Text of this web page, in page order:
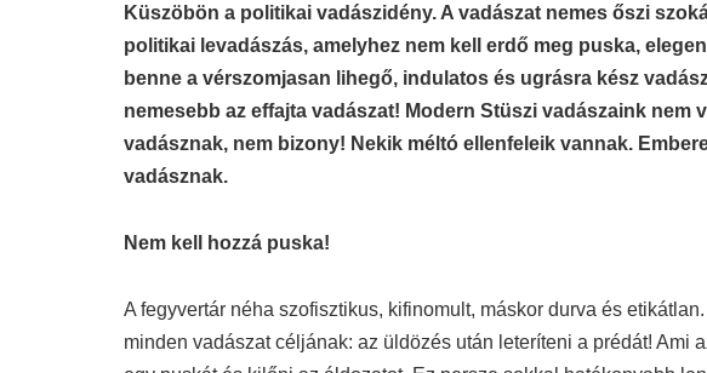
Küszöbön a politikai vadászidény. A vadászat nemes őszi
politikai levadászás, amelyhez nem kell erdő meg puska,
benne a vérszomjasan lihegő, indulatos és ugrásra kész
nemesebb az effajta vadászat! Modern Stüszi vadászaink nem
vadásznak, nem bizony! Nekik méltó ellenfeleik vannak.
vadásznak.
Nem kell hozzá puska!
A fegyvertár néha szofisztikus, kifinomult, máskor durva és
minden vadászat céljának: az üldözés után leteríteni a prédát! Ami